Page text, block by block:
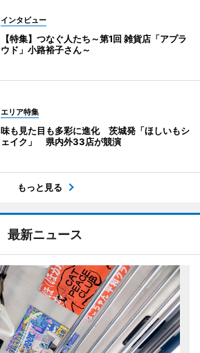
インタビュー
【特集】つなぐ人たち～第1回 雑貨店「アプラ
ウド」小路裕子さん～
エリア特集
味も見た目も多彩に進化 茨城発「ほしいもシ
ェイク」 県内外33店が競演
もっと見る
最新ニュース